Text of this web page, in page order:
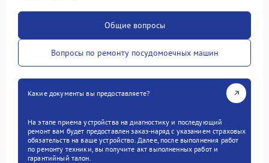
Общие вопросы
Вопросы по ремонту посудомоечных машин
Какие документы вы предоставляете?
На этапе приема устройства на диагностику и последующий
ремонт вам будет предоставлен заказ-наряд с указанием страховых
обязательств на ваше устройство. Далее, после выполнения работ
по ремонту техники, вы получите акт выполненных работ и
гарантийный талон.